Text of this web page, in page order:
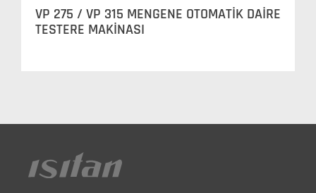
VP 275 / VP 315 MENGENE OTOMATİK DAİRE
TESTERE MAKİNASI